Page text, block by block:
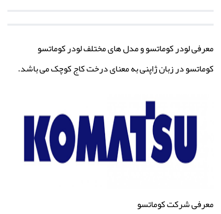
معرفی لودر کوماتسو و مدل های مختلف لودر کوماتسو
کوماتسو در زبان ژاپنی به معنای درخت کاج کوچک می باشد.
معرفی شرکت کوماتسو